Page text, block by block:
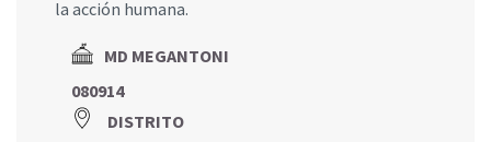
la acción humana.
MD MEGANTONI
080914
DISTRITO